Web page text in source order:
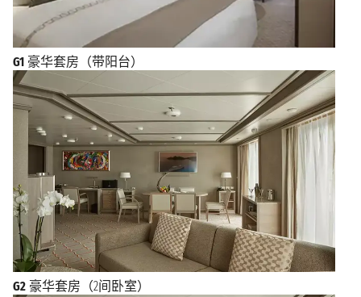
G1 豪华套房（带阳台）
G2 豪华套房（2间卧室）